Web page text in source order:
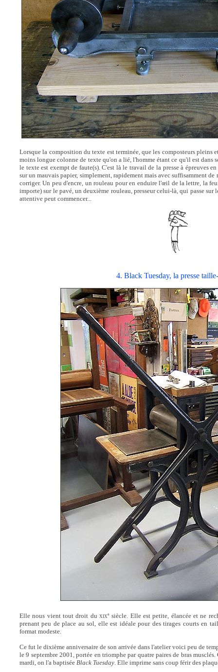
Lorsque la composition du texte est terminée, que les composteurs pleins
moins longue colonne de texte qu'on a lié, l'homme étant ce qu'il est
le texte est exempt de faute(s). C'est là le travail de la presse à épreuves
sur un mauvais papier, simplement, rapidement mais avec suffisamment
corriger. Un peu d'encre, un rouleau pour en enduire l'œil de la lettre, la
importe) sur le pavé, un deuxième rouleau, presseur celui-là, qui passe
attentive peut commencer...
4. Black Tuesday, la presse
Elle nous vient tout droit du XIXesiècle. Elle est petite, élancée et ne
prenant peu de place au sol, elle est idéale pour des tirages courts en
format modeste.
Ce fut le dixième anniversaire de son arrivée dans l'atelier voici peu de
le 9 septembre 2001, portée en triomphe par quatre paires de bras
mardi, on l'a baptisée Black Tuesday. Elle imprime sans coup férir des